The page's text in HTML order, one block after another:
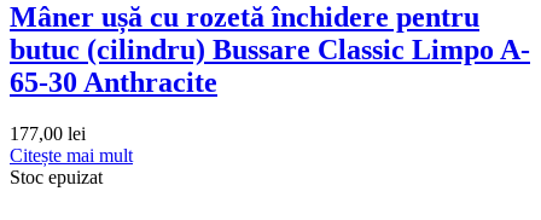
Mâner ușă cu rozetă închidere pentru
butuc (cilindru) Bussare Classic Limpo A-
65-30 Anthracite
177,00 lei
Citește mai mult
Stoc epuizat